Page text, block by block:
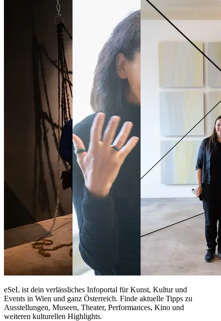
eSeL ist dein verlässliches Infoportal für Kunst, Kultur und
Events in Wien und ganz Österreich. Finde aktuelle Tipps zu
Ausstellungen, Museen, Theater, Performances, Kino und
weiteren kulturellen Highlights.